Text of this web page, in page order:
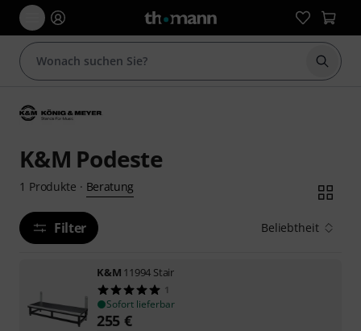
Suche
K&M Podeste
1 Produkte · Beratung
Filter Beliebtheit
K&M 11994 Stair
1
Sofort lieferbar
255 €